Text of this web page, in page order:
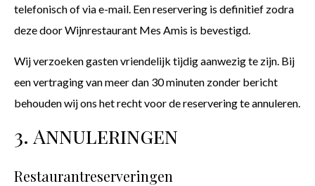
telefonisch of via e-mail. Een reservering is definitief zodra
deze door Wijnrestaurant Mes Amis is bevestigd.
Wij verzoeken gasten vriendelijk tijdig aanwezig te zijn. Bij
een vertraging van meer dan 30 minuten zonder bericht
behouden wij ons het recht voor de reservering te annuleren.
3. Annuleringen
Restaurantreserveringen